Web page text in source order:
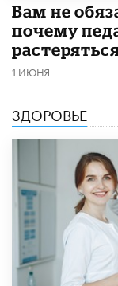
​Вам не
почему
1 ИЮНЯ
ЗДОРОВЬЕ